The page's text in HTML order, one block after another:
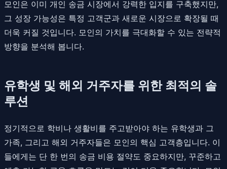
모인은 이미 개인 송금 시장에서 강력한 입지를 구축했지만,
그 성장 가능성은 특정 고객군과 새로운 시장으로 확장될 때
더욱 커질 것입니다. 모인의 가치를 극대화할 수 있는 전략적
방향을 분석해 봅니다.
유학생 및 해외 거주자를 위한 최적의 솔
루션
정기적으로 학비나 생활비를 주고받아야 하는 유학생과 그
가족, 그리고 해외 거주자들은 모인의 핵심 고객층입니다. 이
들에게는 단 한 번의 송금 비용 절약도 중요하지만, 꾸준하고